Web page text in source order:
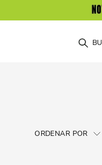
O que você está procurando?